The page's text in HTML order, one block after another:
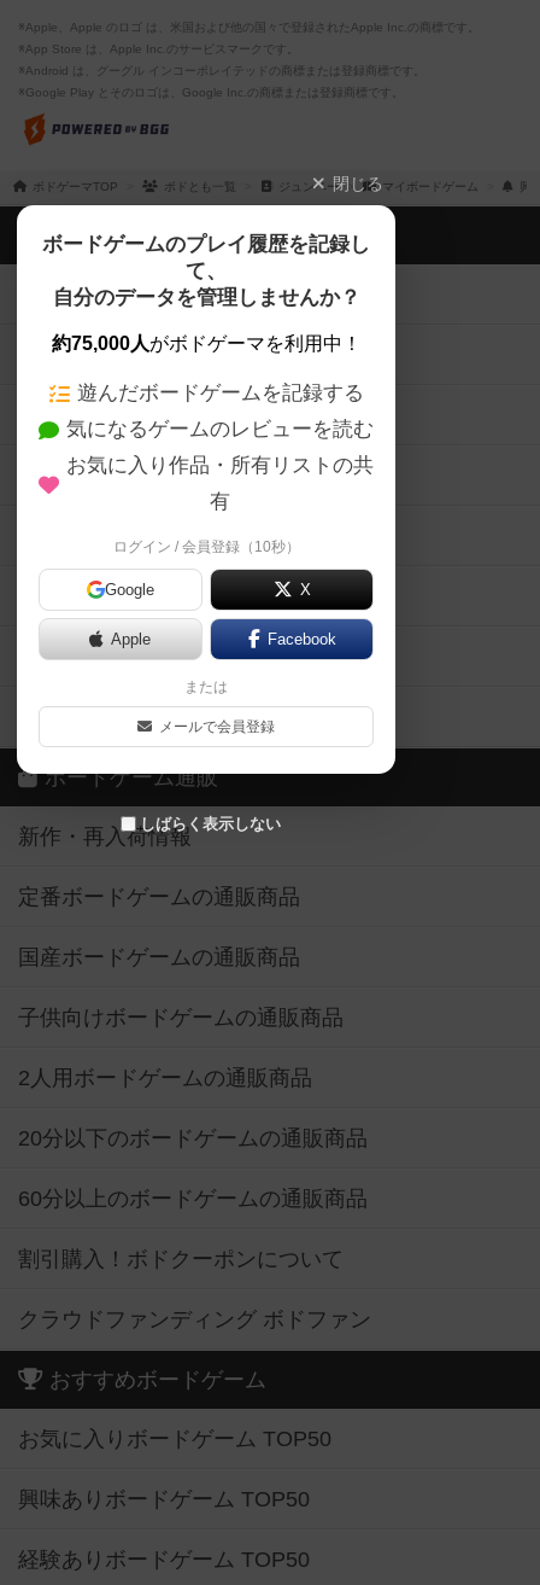
※Apple、Apple のロゴ は、米国および他の国々で登録されたApple Inc.の商標です。
※App Store は、Apple Inc.のサービスマークです。
※Android は、グーグル インコーポレイテッドの商標または登録商標です。
※Google Play とそのロゴは、Google Inc.の商標または登録商標です。
ボドゲーマTOP ボドとも一覧 ジュンペー マイボードゲーム 興
閉じる
ボードゲームのプレイ履歴を記録し
て、
自分のデータを管理しませんか？
約75,000人がボドゲーマを利用中！
遊んだボードゲームを記録する
気になるゲームのレビューを読む
お気に入り作品・所有リストの共
有
ログイン / 会員登録（10秒）
Google X
Apple Facebook
または
メールで会員登録
しばらく表示しない
ボドゲーマTOP
ボードゲームを検索する
ボードゲームの新着レビュー
ボードゲーム会情報
メカニクス特集
掲示板・トピックス
ボドとも・会員一覧
ボードゲーム業界コラム
ボドゲーマご利用案内
ボードゲーム通販
新作・再入荷情報
定番ボードゲームの通販商品
国産ボードゲームの通販商品
子供向けボードゲームの通販商品
2人用ボードゲームの通販商品
20分以下のボードゲームの通販商品
60分以上のボードゲームの通販商品
割引購入！ボドクーポンについて
クラウドファンディング ボドファン
おすすめボードゲーム
お気に入りボードゲーム TOP50
興味ありボードゲーム TOP50
経験ありボードゲーム TOP50